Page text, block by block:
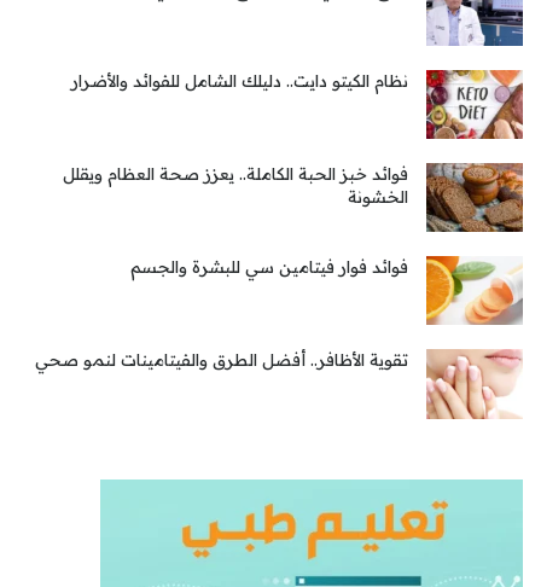
نظام الكيتو دايت.. دليلك الشامل للفوائد والأضرار
فوائد خبز الحبة الكاملة.. يعزز صحة العظام ويقلل
الخشونة
فوائد فوار فيتامين سي للبشرة والجسم
تقوية الأظافر.. أفضل الطرق والفيتامينات لنمو صحي